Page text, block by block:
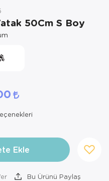
50Cm S Boy
Ekle
Bu Ürünü Paylaş